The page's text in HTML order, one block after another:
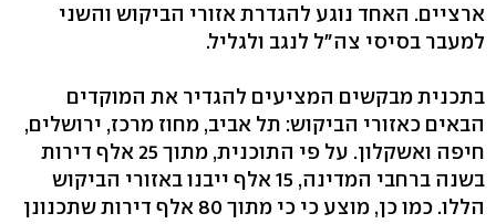
ארציים. האחד נוגע להגדרת אזורי הביקוש והשני
למעבר בסיסי צה"ל לנגב ולגליל.
בתכנית מבקשים המציעים להגדיר את המוקדים
הבאים כאזורי הביקוש: תל אביב, מחוז מרכז, ירושלים,
חיפה ואשקלון. על פי התוכנית, מתוך 25 אלף דירות
בשנה ברחבי המדינה, 15 אלף ייבנו באזורי הביקוש
הללו. כמו כן, מוצע כי כי מתוך 80 אלף דירות שתכנונן